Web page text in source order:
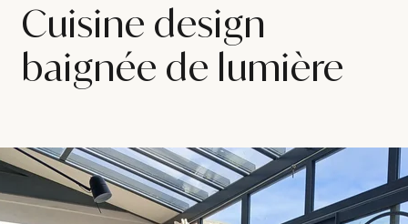
Cuisine design
baignée de lumière